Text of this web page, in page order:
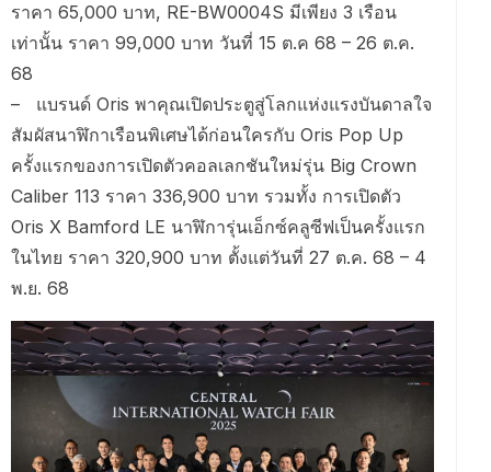
ราคา 65,000 บาท, RE-BW0004S มีเพียง 3 เรือน
เท่านั้น ราคา 99,000 บาท วันที่ 15 ต.ค 68 – 26 ต.ค.
68
– แบรนด์ Oris พาคุณเปิดประตูสู่โลกแห่งแรงบันดาลใจ
สัมผัสนาฬิกาเรือนพิเศษได้ก่อนใครกับ Oris Pop Up
ครั้งแรกของการเปิดตัวคอลเลกชันใหม่รุ่น Big Crown
Caliber 113 ราคา 336,900 บาท รวมทั้ง การเปิดตัว
Oris X Bamford LE นาฬิการุ่นเอ็กซ์คลูซีฟเป็นครั้งแรก
ในไทย ราคา 320,900 บาท ตั้งแต่วันที่ 27 ต.ค. 68 – 4
พ.ย. 68